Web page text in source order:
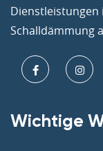
Dienstleistungen
Schalldämmung
Wichtige